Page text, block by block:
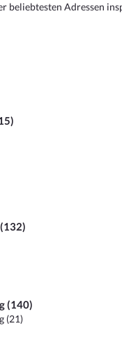
beliebtesten Adressen
(140)
(21)